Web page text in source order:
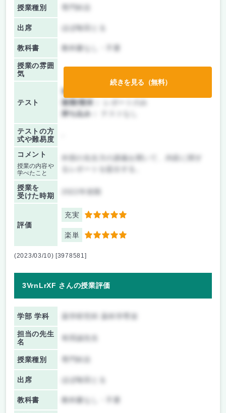
授業種別
出席 ほぼ毎回とる
教科書 教科書なし・不要
授業の雰囲
気
テスト
前期/中間：
後期/期末：
持ち込み：
テストの方
式や難易度
コメント
授業の内容や
学べたこと
外部の先生方の講義を聞いて、内容に関す
授業を
受けた時期
評価
充実 5
楽単 5
続きを見る（無料）
(2023/03/10) [3978581]
3VrnLrXF さんの授業評価
学部 学科
担当の先生
名
有田誠先生
授業種別
出席 ほぼ毎回とる
教科書 教科書なし・不要